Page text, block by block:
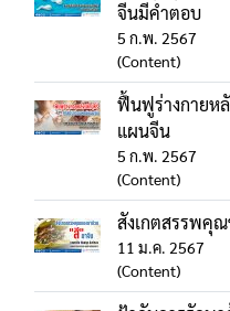
จีนมีคำตอบ
5 ก.พ. 2567
(Content)
ฟื้นฟูร่างกายห
แผนจีน
5 ก.พ. 2567
(Content)
สังเกตสรรพคุ
11 ม.ค. 2567
(Content)